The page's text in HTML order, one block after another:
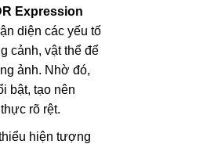
Expression
diện các yếu tố
cảnh, vật thể để
ảnh. Nhờ đó,
bật, tạo nên
rõ rệt.
hiện tượng